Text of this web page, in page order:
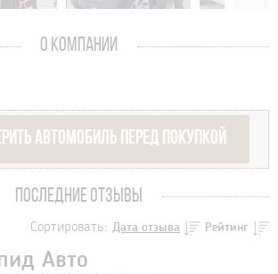
О КОМПАНИИ
АВТОМОБИЛЬ ПЕРЕД ПОКУПКОЙ
ПОСЛЕДНИЕ ОТЗЫВЫ
Сортировать: Дата отзыва Рейтинг
Авто